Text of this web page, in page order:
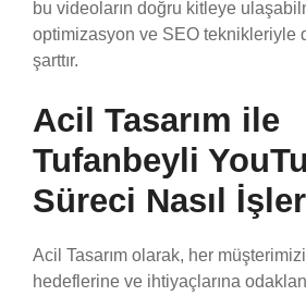
bu videoların doğru kitleye
optimizasyon ve SEO teknikleriyle
şarttır.
Acil Tasarım ile
Tufanbeyli
Süreci Nasıl
Acil Tasarım olarak, her
hedeflerine ve ihtiyaçlarına